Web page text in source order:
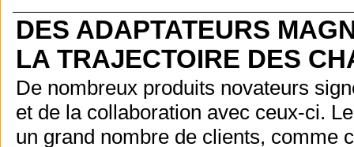
DES ADAPTATEURS
LA TRAJECTOIRE DES
De nombreux produits novateurs
et de la collaboration avec ceux-ci.
un grand nombre de clients, comme